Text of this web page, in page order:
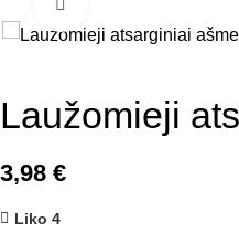
Laužomieji
3,98 €
Liko 4